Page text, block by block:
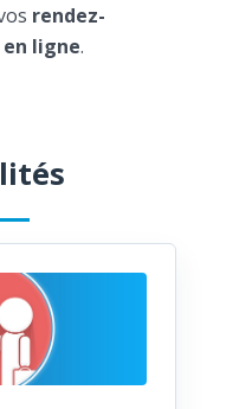
rendez-
ligne.